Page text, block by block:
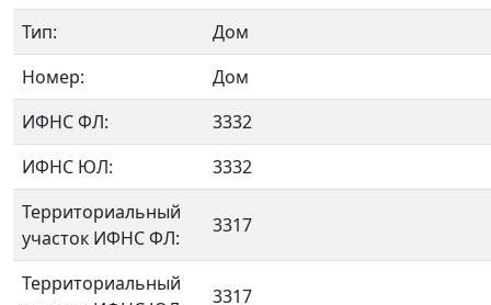
Тип:
Дом
Номер:
Дом
ИФНС ФЛ:
3332
ИФНС ЮЛ:
3332
Территориальный
участок ИФНС ФЛ:
3317
Территориальный
3317